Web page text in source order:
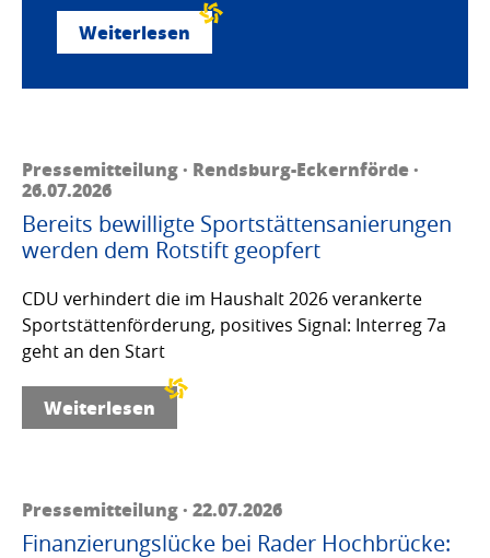
Weiterlesen
Pressemitteilung · Rendsburg-Eckernförde ·
26.07.2026
Bereits bewilligte Sportstättensanierungen
werden dem Rotstift geopfert
CDU verhindert die im Haushalt 2026 verankerte
Sportstättenförderung, positives Signal: Interreg 7a
geht an den Start
Weiterlesen
Pressemitteilung · 22.07.2026
Finanzierungslücke bei Rader Hochbrücke: